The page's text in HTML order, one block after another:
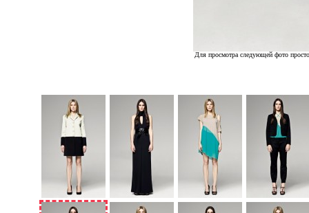
Для просмотра следующей фото